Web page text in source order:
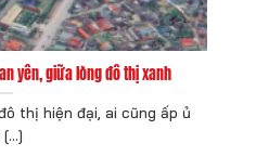
yên, giữa lòng đô thị xanh
thị hiện đại, ai cũng ấp ủ